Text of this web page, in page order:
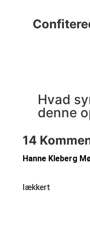
Hvad
denne
14
Hanne Kleberg
lækkert